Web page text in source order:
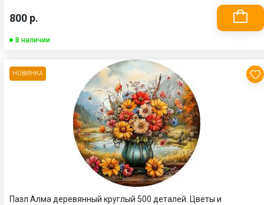
800 р.
В наличии
НОВИНКА
Пазл Алма деревянный круглый 500 деталей. Цветы и